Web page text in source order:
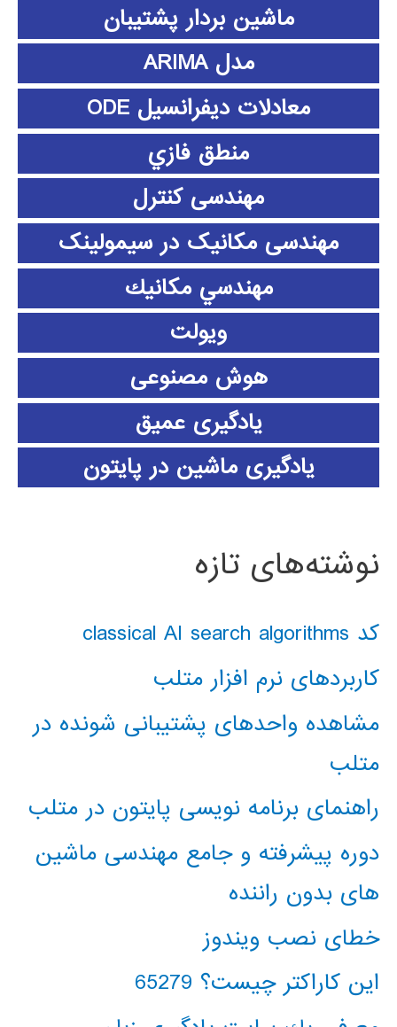
ماشین بردار پشتیبان
مدل ARIMA
معادلات دیفرانسیل ODE
منطق فازي
مهندسی کنترل
مهندسی مکانیک در سیمولینک
مهندسي مكانيك
ویولت
هوش مصنوعی
یادگیری عمیق
یادگیری ماشین در پایتون
نوشته‌های تازه
کد classical AI search algorithms
کاربردهای نرم افزار متلب
مشاهده واحدهای پشتیبانی شونده در
متلب
راهنمای برنامه نویسی پایتون در متلب
دوره پیشرفته و جامع مهندسی ماشین
های بدون راننده
خطای نصب ویندوز
این کاراکتر چیست؟ 65279